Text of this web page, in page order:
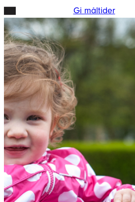
Hopp
til
innhold
Gi måltider